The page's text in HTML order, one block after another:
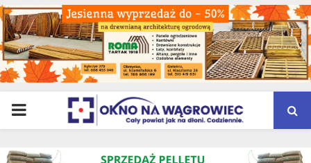
PRIMARY
MENU